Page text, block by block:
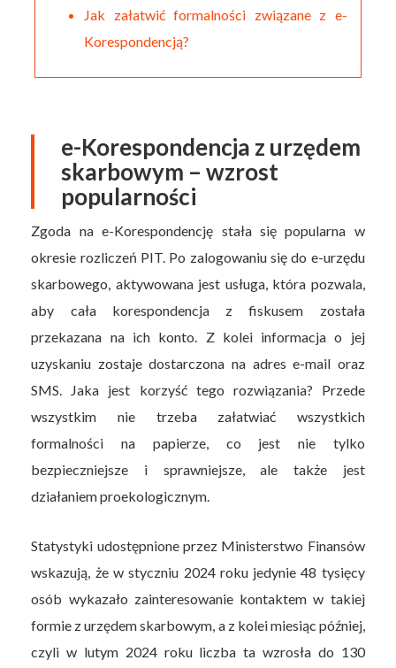
Jak załatwić formalności związane z e-
Korespondencją?
e-Korespondencja z urzędem
skarbowym – wzrost
popularności
Zgoda na e-Korespondencję stała się popularna w
okresie rozliczeń PIT. Po zalogowaniu się do e-urzędu
skarbowego, aktywowana jest usługa, która pozwala,
aby cała korespondencja z fiskusem została
przekazana na ich konto. Z kolei informacja o jej
uzyskaniu zostaje dostarczona na adres e-mail oraz
SMS. Jaka jest korzyść tego rozwiązania? Przede
wszystkim nie trzeba załatwiać wszystkich
formalności na papierze, co jest nie tylko
bezpieczniejsze i sprawniejsze, ale także jest
działaniem proekologicznym.
Statystyki udostępnione przez Ministerstwo Finansów
wskazują, że w styczniu 2024 roku jedynie 48 tysięcy
osób wykazało zainteresowanie kontaktem w takiej
formie z urzędem skarbowym, a z kolei miesiąc później,
czyli w lutym 2024 roku liczba ta wzrosła do 130